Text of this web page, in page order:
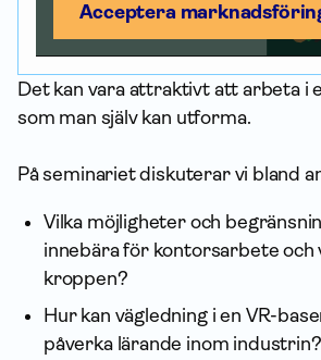
Acceptera
Det kan vara attraktivt att arbeta i
som man själv kan utforma.
På seminariet diskuterar vi bland
Vilka möjligheter och
innebära för kontorsarbete och
kroppen?
Hur kan vägledning i en VR-
påverka lärande inom industrin?